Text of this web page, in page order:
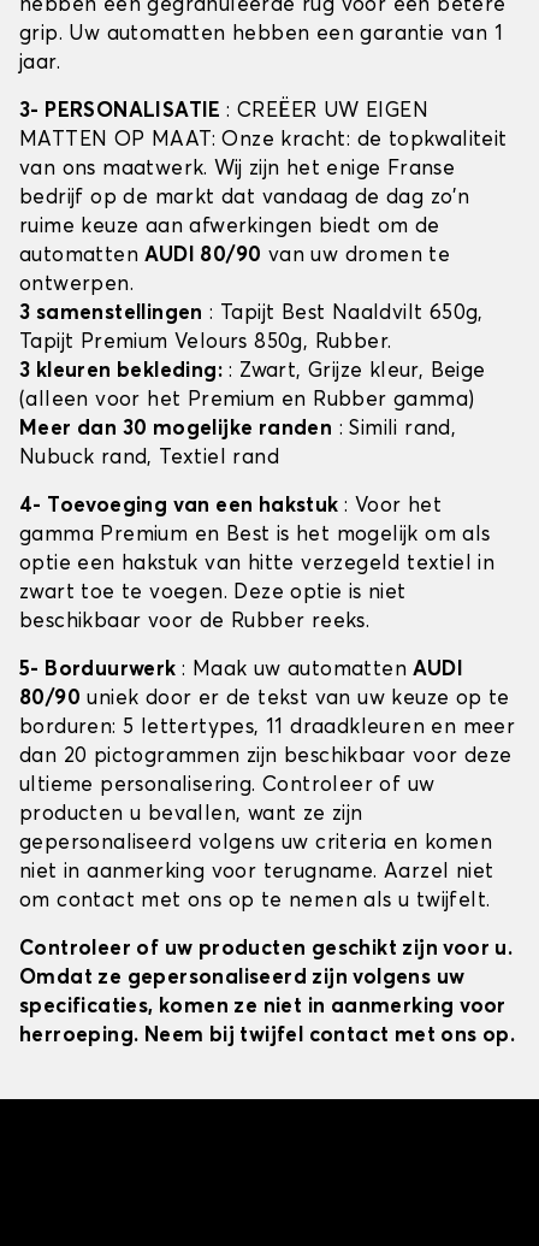
hebben een gegranuleerde rug voor een betere
grip. Uw automatten hebben een garantie van 1
jaar.
3- PERSONALISATIE: CREËER UW EIGEN
MATTEN OP MAAT: Onze kracht: de topkwaliteit
van ons maatwerk. Wij zijn het enige Franse
bedrijf op de markt dat vandaag de dag zo'n
ruime keuze aan afwerkingen biedt om de
automattenAUDI 80/90 van uw dromen te
ontwerpen.
3 samenstellingen : Tapijt Best Naaldvilt 650g,
Tapijt Premium Velours 850g, Rubber.
3 kleuren bekleding: : Zwart, Grijze kleur, Beige
(alleen voor het Premium en Rubber gamma)
Meer dan 30 mogelijke randen : Simili rand,
Nubuck rand, Textiel rand
4- Toevoeging van een hakstuk : Voor het
gamma Premium en Best is het mogelijk om als
optie een hakstuk van hitte verzegeld textiel in
zwart toe te voegen. Deze optie is niet
beschikbaar voor de Rubber reeks.
5- Borduurwerk : Maak uw automattenAUDI
80/90 uniek door er de tekst van uw keuze op te
borduren: 5 lettertypes, 11 draadkleuren en meer
dan 20 pictogrammen zijn beschikbaar voor deze
ultieme personalisering. Controleer of uw
producten u bevallen, want ze zijn
gepersonaliseerd volgens uw criteria en komen
niet in aanmerking voor terugname. Aarzel niet
om contact met ons op te nemen als u twijfelt.
Controleer of uw producten geschikt zijn voor u.
Omdat ze gepersonaliseerd zijn volgens uw
specificaties, komen ze niet in aanmerking voor
herroeping. Neem bij twijfel contact met ons op.